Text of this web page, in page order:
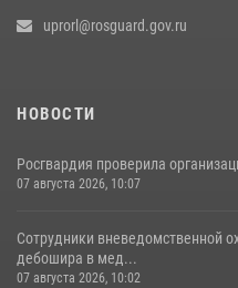
uprorl@rosguard.gov.ru
НОВОСТИ
Росгвардия проверила
07 августа 2026, 10:07
Сотрудники вневедомственной
дебошира в мед...
07 августа 2026, 10:02